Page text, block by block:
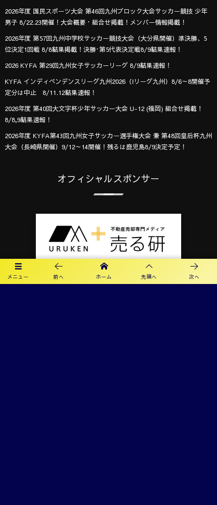
メニュー 前へ ホーム 先頭へ 次へ
2026年度 国民スポーツ大会 第46回九州ブロック大会サッカー競技 少年
男子 8/22.23開催！大会概要・組合せ掲載！メンバー情報掲載！
2026年度 第57回九州中学校サッカー競技大会（大分県開催）準決勝、5
位決定1回戦 8/8結果掲載！決勝･第5代表決定戦8/9結果速報！
2026 KYFA 第29回九州女子サッカーリーグ 8/9結果速報！
KYFA インディペンデンスリーグ九州2026（Iリーグ九州）8/6～8開催予
定分は中止 8/11.12結果速報！
2026年度 第40回大文字杯少年サッカー大会 U-12 (福岡) 組合せ掲載！
8/8,9結果速報！
2026年度 KYFA第43回九州女子サッカー選手権大会 兼 第48回皇后杯九州
大会（長崎県開催）9/12～14開催！残るは鹿児島8/9決定予定！
オフィシャルスポンサー